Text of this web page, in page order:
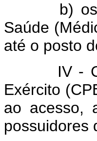
b) os
Saúde
até o posto
IV -
Exército
ao acesso,
possuidores